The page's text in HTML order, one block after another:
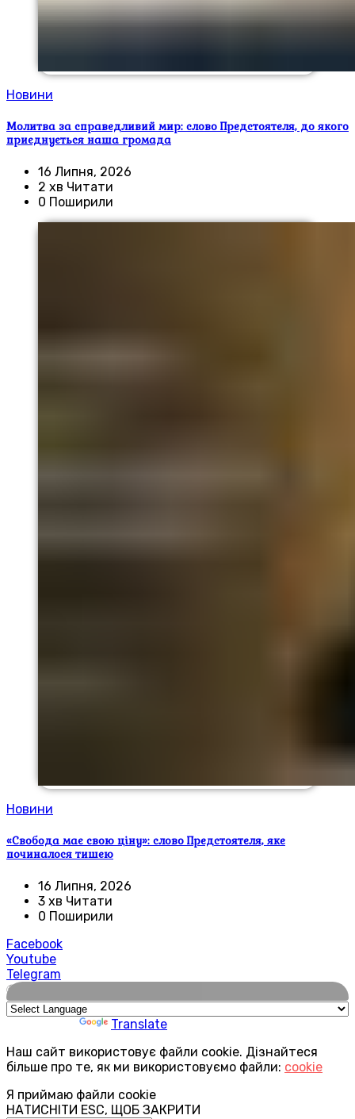
Новини
Молитва за справедливий мир: слово Предстоятеля, до якого
приєднується наша громада
16 Липня, 2026
2 хв Читати
0 Поширили
Новини
«Свобода має свою ціну»: слово Предстоятеля, яке
починалося тишею
16 Липня, 2026
3 хв Читати
0 Поширили
Facebook
Youtube
Telegram
🌍
Translate
Наш сайт використовує файли cookie. Дізнайтеся
більше про те, як ми використовуємо файли: cookie
Я приймаю файли cookie
НАТИСНІТИ ESC, ЩОБ ЗАКРИТИ